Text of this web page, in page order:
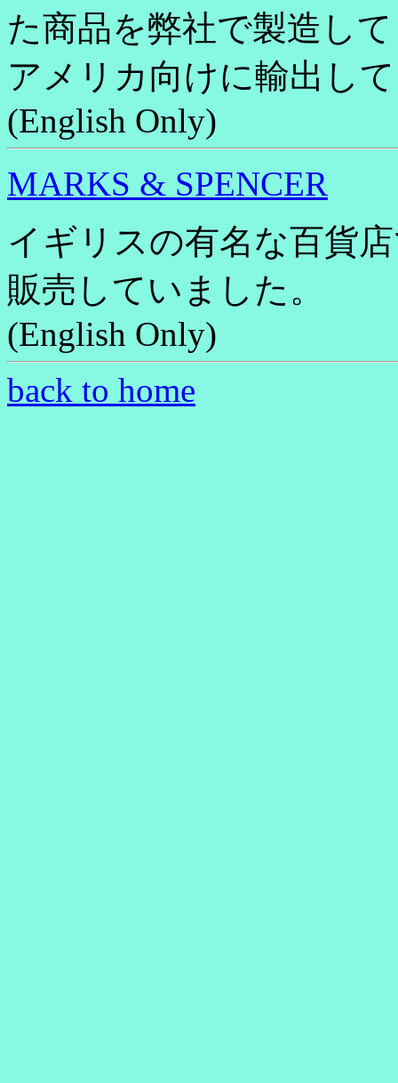
た商品を弊社で製造して
アメリカ向けに輸出し
(English Only)
MARKS & SPENCER
イギリスの有名な百貨
販売していました。
(English Only)
back to home